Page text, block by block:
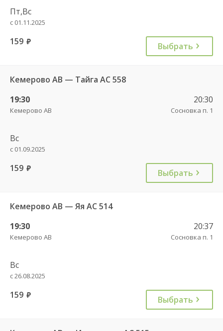
Пт,Вс
с 01.11.2025
159 руб. Выбрать
Кемерово АВ — Тайга АС 558
19:30
Кемерово АВ
20:30
Сосновка п. 1
Вс
с 01.09.2025
159 руб. Выбрать
Кемерово АВ — Яя АС 514
19:30
Кемерово АВ
20:37
Сосновка п. 1
Вс
с 26.08.2025
159 руб. Выбрать